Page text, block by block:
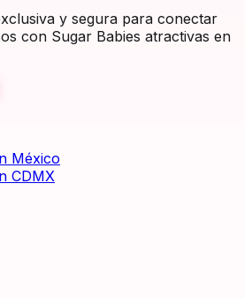
y segura para conectar
con Sugar Babies atractivas en
México
CDMX